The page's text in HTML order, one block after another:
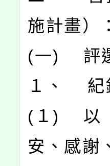
施計畫）：
(一) 評
１、 紀
(１) 以
安、感謝